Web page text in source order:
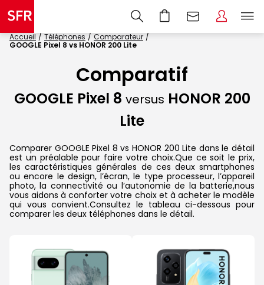
Accueil Téléphones
Comparateur
GOOGLE Pixel 8 vs HONOR 200 Lite
Comparatif
GOOGLE Pixel 8 versus HONOR 200
Lite
Comparer GOOGLE Pixel 8 vs HONOR 200 Lite dans le détail
est un préalable pour faire votre choix.Que ce soit le prix,
les caractéristiques générales de ces deux smartphones
ou encore le design, l’écran, le type processeur, l’appareil
photo, la connectivité ou l’autonomie de la batterie,nous
vous aidons à conforter votre choix et à acheter le modèle
qui vous convient.Consultez le tableau ci-dessous pour
comparer les deux téléphones dans le détail.